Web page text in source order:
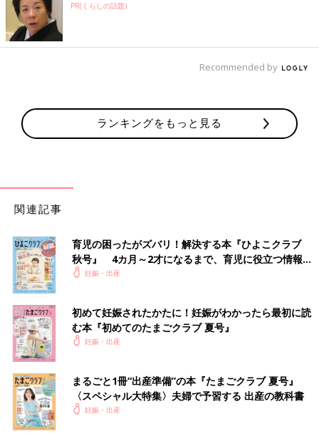
PR(くらしの話題)
Recommended by
ランキングをもっと見る
関連記事
育児の困ったがズバリ！解決する本『ひよこクラブ
秋号』 4カ月～2才になるまで、育児に役立つ情報が
いっぱい！
妊娠・出産
初めて妊娠されたかたに！妊娠がわかったら最初に読
む本『初めてのたまごクラブ 夏号』
妊娠・出産
まるごと1冊“出産準備”の本『たまごクラブ 夏号』
〈スペシャル大特集〉夫婦で予習する 出産の教科書
妊娠・出産